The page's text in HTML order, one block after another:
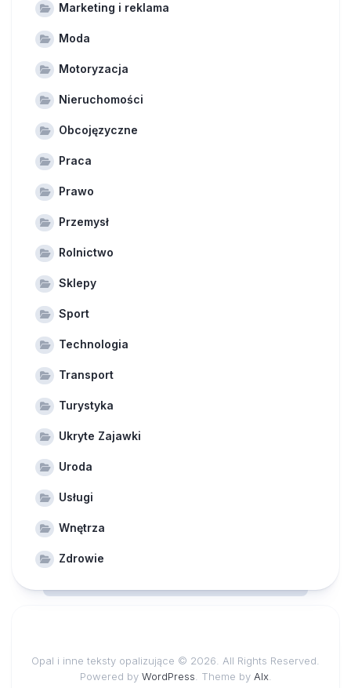
Marketing i reklama
Moda
Motoryzacja
Nieruchomości
Obcojęzyczne
Praca
Prawo
Przemysł
Rolnictwo
Sklepy
Sport
Technologia
Transport
Turystyka
Ukryte Zajawki
Uroda
Usługi
Wnętrza
Zdrowie
Opal i inne teksty opalizujące © 2026. All Rights Reserved.
Powered by WordPress . Theme by Alx